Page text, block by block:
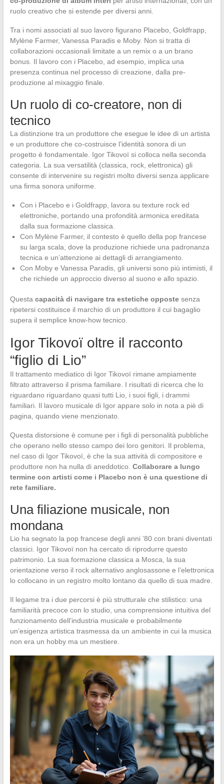
ruolo creativo che si estende per diversi anni.
Tra i nomi associati al suo lavoro figurano Placebo, Goldfrapp,
Mylène Farmer, Vanessa Paradis e Moby. Non si tratta di
collaborazioni occasionali limitate a un remix o a un brano
bonus. Il lavoro con i Placebo, ad esempio, implica una
presenza continua nel processo di creazione, dalla pre-
produzione al mixaggio finale.
Un ruolo di co-creatore, non di
tecnico
La distinzione tra un produttore che esegue le idee di un artista
e un produttore che co-costruisce l’identità sonora di un
progetto è fondamentale. Igor Tikovoï si colloca nella seconda
categoria. La sua versatilità (classica, rock, elettronica) gli
consente di intervenire su registri molto diversi senza applicare
una firma sonora uniforme.
Con i Placebo e i Goldfrapp, lavora su texture rock ed
elettroniche, portando una profondità armonica ereditata
dalla sua formazione classica.
Con Mylène Farmer, il contesto è quello della pop francese
su larga scala, dove la produzione richiede una padronanza
tecnica e un’attenzione ai dettagli di arrangiamento.
Con Moby e Vanessa Paradis, gli universi sono più intimisti, il
che richiede un approccio diverso al suono e allo spazio.
Questa capacità di navigare tra estetiche oppostesenza
ripetersi costituisce il marchio di un produttore il cui bagaglio
supera il semplice know-how tecnico.
Igor Tikovoï oltre il racconto
“figlio di Lio”
Il trattamento mediatico di Igor Tikovoï rimane ampiamente
filtrato attraverso il prisma familiare. I risultati di ricerca che lo
riguardano riguardano quasi tutti Lio, i suoi figli, i drammi
familiari. Il lavoro musicale di Igor appare solo in nota a piè di
pagina, quando viene menzionato.
Questa distorsione è comune per i figli di personalità pubbliche
che operano nello stesso campo dei loro genitori. Il problema,
nel caso di Igor Tikovoï, è che la sua attività di compositore e
produttore non ha nulla di aneddotico. Collaborare a lungo
termine con artisti come i Placebo non è una questione di
rete familiare.
Una filiazione musicale, non
mondana
Lio ha segnato la pop francese degli anni ’80 con brani diventati
classici. Igor Tikovoï non ha cercato di riprodurre questo
patrimonio. La sua formazione classica a Mosca, la sua
orientazione verso il rock alternativo anglosassone e l’elettronica
lo collocano in un registro molto lontano da quello di sua madre.
Il legame tra i due percorsi è più strutturale che stilistico: una
familiarità precoce con lo studio, una comprensione intuitiva del
funzionamento dell’industria musicale e probabilmente
un’esigenza artistica trasmessa da un ambiente in cui la musica
non era un hobby ma un mestiere.